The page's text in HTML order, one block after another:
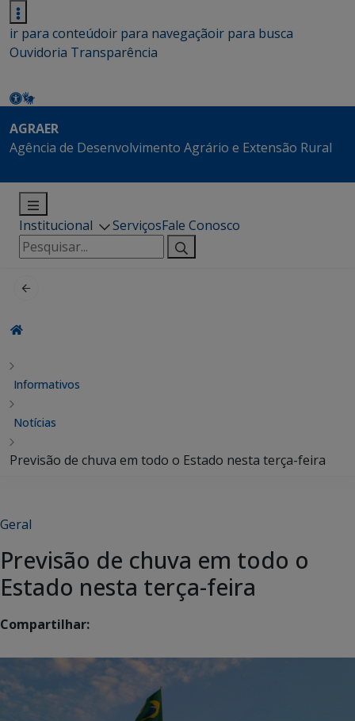
ir para conteúdoir para navegaçãoir para busca
Ouvidoria Transparência
AGRAER
Agência de Desenvolvimento Agrário e Extensão Rural
Institucional ServiçosFale Conosco
Pesquisar
por:
Informativos
Notícias
Previsão de chuva em todo o Estado nesta terça-feira
Geral
Previsão de chuva em todo o
Estado nesta terça-feira
Compartilhar: